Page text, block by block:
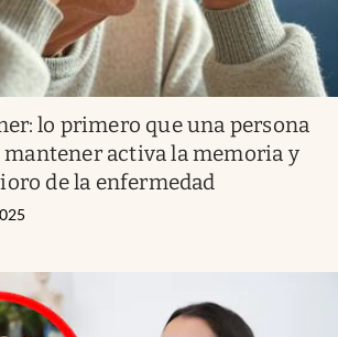
lo primero que una persona
mantener activa la memoria y
de la enfermedad